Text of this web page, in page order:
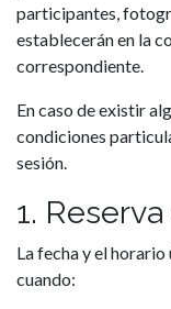
participantes,
establecerán en la
correspondiente.
En caso de existir
condiciones
sesión.
1.
La fecha y el
cuando: